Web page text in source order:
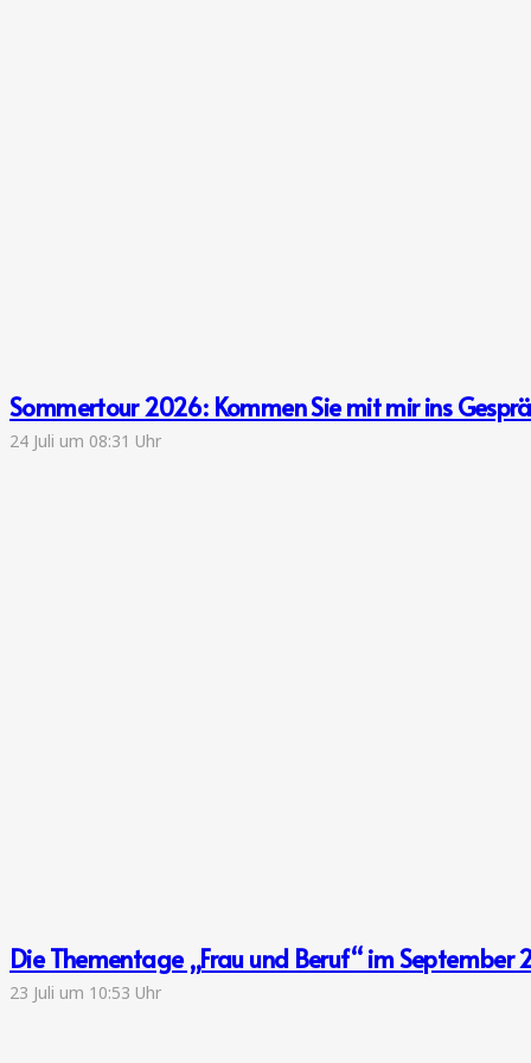
Sommertour 2026: Kommen Sie mit mir ins
24 Juli um 08:31 Uhr
Die Thementage „Frau und Beruf“ im September
23 Juli um 10:53 Uhr